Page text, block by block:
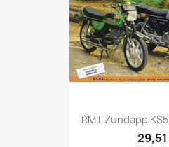
RMT Zundapp